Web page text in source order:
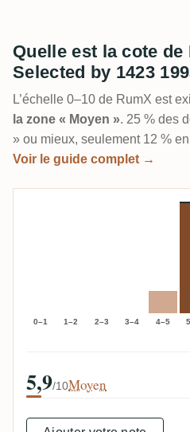
Quelle est la cote
Selected by 1423
L’échelle 0–10 de RumX est
la zone « Moyen ». 25 % des
» ou mieux, seulement 12 %
Voir le guide complet →
0–1 1–2 2–3 3–4 4–5
5,9/10Moyen